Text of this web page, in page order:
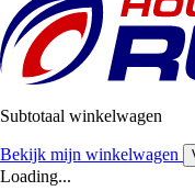
Subtotaal winkelwagen
Bekijk mijn winkelwagen
Loading...